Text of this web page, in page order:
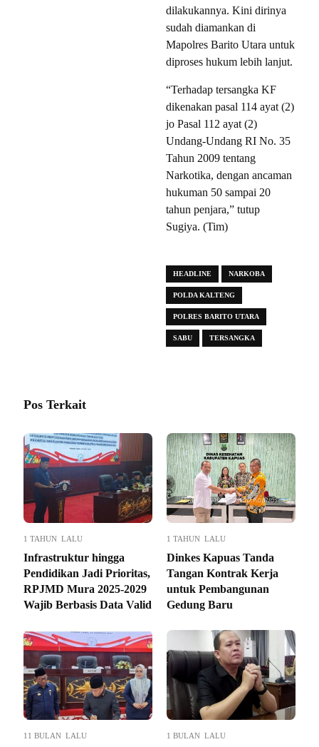
dilakukannya. Kini dirinya
sudah diamankan di
Mapolres Barito Utara untuk
diproses hukum lebih lanjut.
“Terhadap tersangka KF
dikenakan pasal 114 ayat (2)
jo Pasal 112 ayat (2)
Undang-Undang RI No. 35
Tahun 2009 tentang
Narkotika, dengan ancaman
hukuman 50 sampai 20
tahun penjara,” tutup
Sugiya. (Tim)
HEADLINE NARKOBA
POLDA KALTENG
POLRES BARITO UTARA
SABU TERSANGKA
Pos Terkait
1 TAHUN LALU
Infrastruktur hingga
Pendidikan Jadi Prioritas,
RPJMD Mura 2025-2029
Wajib Berbasis Data Valid
1 TAHUN LALU
Dinkes Kapuas Tanda
Tangan Kontrak Kerja
untuk Pembangunan
Gedung Baru
11 BULAN LALU 1 BULAN LALU